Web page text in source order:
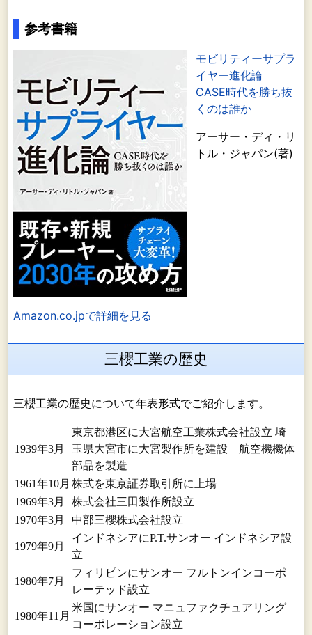
参考書籍
モビリティーサプラ
イヤー進化論
CASE時代を勝ち抜
くのは誰か
アーサー・ディ・リ
トル・ジャパン(著)
Amazon.co.jpで詳細を見る
三櫻工業の歴史
三櫻工業の歴史について年表形式でご紹介します。
1939年3月
東京都港区に大宮航空工業株式会社設立 埼
玉県大宮市に大宮製作所を建設 航空機機体
部品を製造
1961年10月 株式を東京証券取引所に上場
1969年3月
株式会社三田製作所設立
1970年3月
中部三櫻株式会社設立
1979年9月
インドネシアにP.T.サンオー インドネシア設
立
1980年7月
フィリピンにサンオー フルトンインコーポ
レーテッド設立
1980年11月
米国にサンオー マニュファクチュアリング
コーポレーション設立